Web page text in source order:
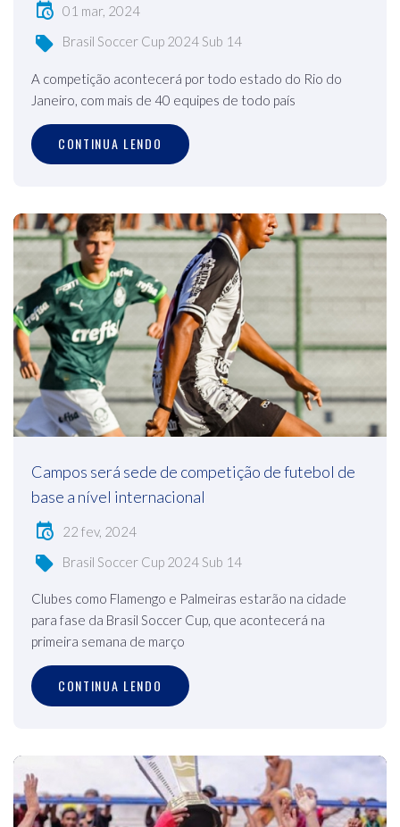
01 mar, 2024
Brasil Soccer Cup 2024 Sub 14
A competição acontecerá por todo estado do Rio do
Janeiro, com mais de 40 equipes de todo país
CONTINUA LENDO
Campos será sede de competição de futebol de
base a nível internacional
22 fev, 2024
Brasil Soccer Cup 2024 Sub 14
Clubes como Flamengo e Palmeiras estarão na cidade
para fase da Brasil Soccer Cup, que acontecerá na
primeira semana de março
CONTINUA LENDO